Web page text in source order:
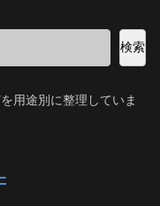
検索
用途別に整理していま